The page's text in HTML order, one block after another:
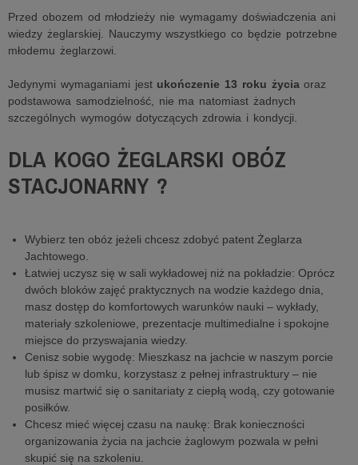
Przed obozem od młodzieży nie wymagamy doświadczenia ani
wiedzy żeglarskiej. Nauczymy wszystkiego co będzie potrzebne
młodemu żeglarzowi.
Jedynymi wymaganiami jest ukończenie 13 roku życiaoraz
podstawowa samodzielność, nie ma natomiast żadnych
szczególnych wymogów dotyczących zdrowia i kondycji.
DLA KOGO ŻEGLARSKI OBÓZ
STACJONARNY ?
Wybierz ten obóz jeżeli chcesz zdobyć patent Żeglarza
Jachtowego.
Łatwiej uczysz się w sali wykładowej niż na pokładzie: Oprócz
dwóch bloków zajęć praktycznych na wodzie każdego dnia,
masz dostęp do komfortowych warunków nauki – wykłady,
materiały szkoleniowe, prezentacje multimedialne i spokojne
miejsce do przyswajania wiedzy.
Cenisz sobie wygodę: Mieszkasz na jachcie w naszym porcie
lub śpisz w domku, korzystasz z pełnej infrastruktury – nie
musisz martwić się o sanitariaty z ciepłą wodą, czy gotowanie
posiłków.
Chcesz mieć więcej czasu na naukę: Brak konieczności
organizowania życia na jachcie żaglowym pozwala w pełni
skupić się na szkoleniu.